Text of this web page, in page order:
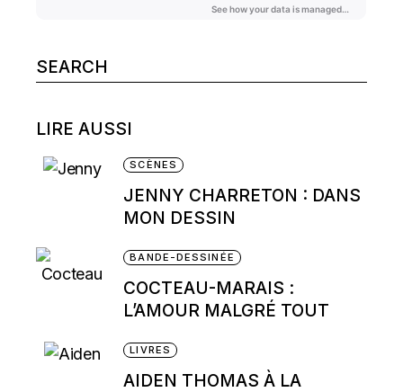
Search
for:
LIRE AUSSI
SCÈNES
JENNY CHARRETON : DANS
MON DESSIN
BANDE-DESSINÉE
COCTEAU-MARAIS :
L’AMOUR MALGRÉ TOUT
LIVRES
AIDEN THOMAS À LA